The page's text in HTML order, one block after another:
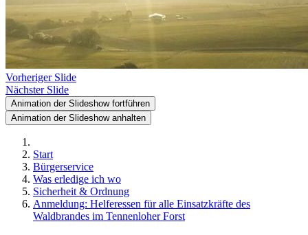
Vorheriger Slide
Nächster Slide
Animation der Slideshow fortführen
Animation der Slideshow anhalten
Start
Bürgerservice
Was erledige ich wo
Sicherheit & Ordnung
Anmeldung: Helferessen für alle Einsatzkräfte des
Waldbrandes im Tennenloher Forst